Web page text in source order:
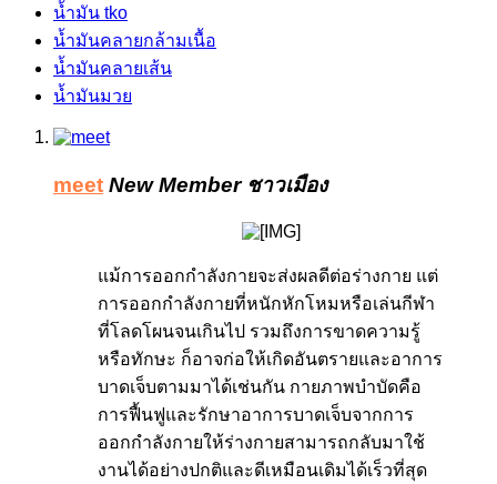
น้ำมัน tko
น้ำมันคลายกล้ามเนื้อ
น้ำมันคลายเส้น
น้ำมันมวย
meet New Member ชาวเมือง
แม้การออกกำลังกายจะส่งผลดีต่อร่างกาย แต่
การออกกำลังกายที่หนักหักโหมหรือเล่นกีฬา
ที่โลดโผนจนเกินไป รวมถึงการขาดความรู้
หรือทักษะ ก็อาจก่อให้เกิดอันตรายและอาการ
บาดเจ็บตามมาได้เช่นกัน กายภาพบำบัดคือ
การฟื้นฟูและรักษาอาการบาดเจ็บจากการ
ออกกำลังกายให้ร่างกายสามารถกลับมาใช้
งานได้อย่างปกติและดีเหมือนเดิมได้เร็วที่สุด